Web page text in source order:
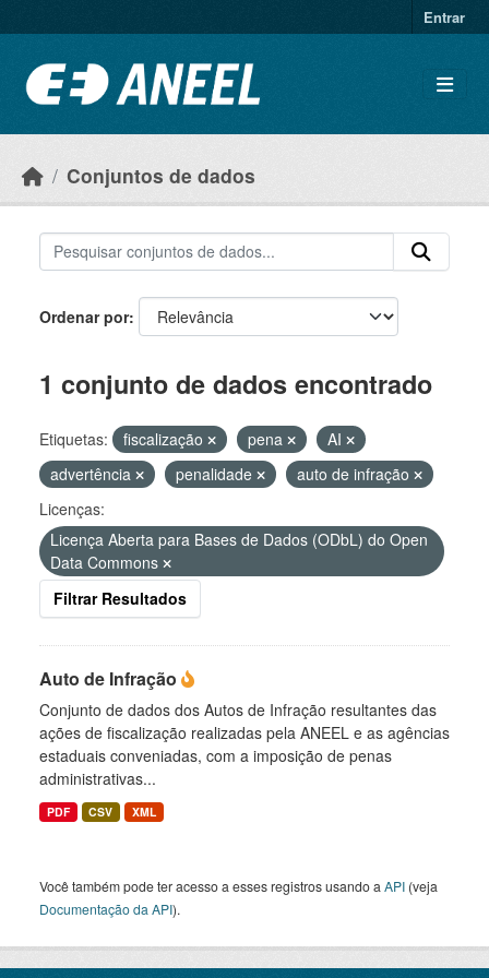
Entrar
Conjuntos de dados
Ordenar por
1 conjunto de dados encontrado
Etiquetas: fiscalização pena
AI
advertência
penalidade
auto de infração
Licenças:
Licença Aberta para Bases de Dados (ODbL) do Open
Data Commons
Filtrar Resultados
Auto de Infração
Conjunto de dados dos Autos de Infração resultantes das
ações de fiscalização realizadas pela ANEEL e as agências
estaduais conveniadas, com a imposição de penas
administrativas...
PDF CSV XML
Você também pode ter acesso a esses registros usando a API (veja
Documentação da API).